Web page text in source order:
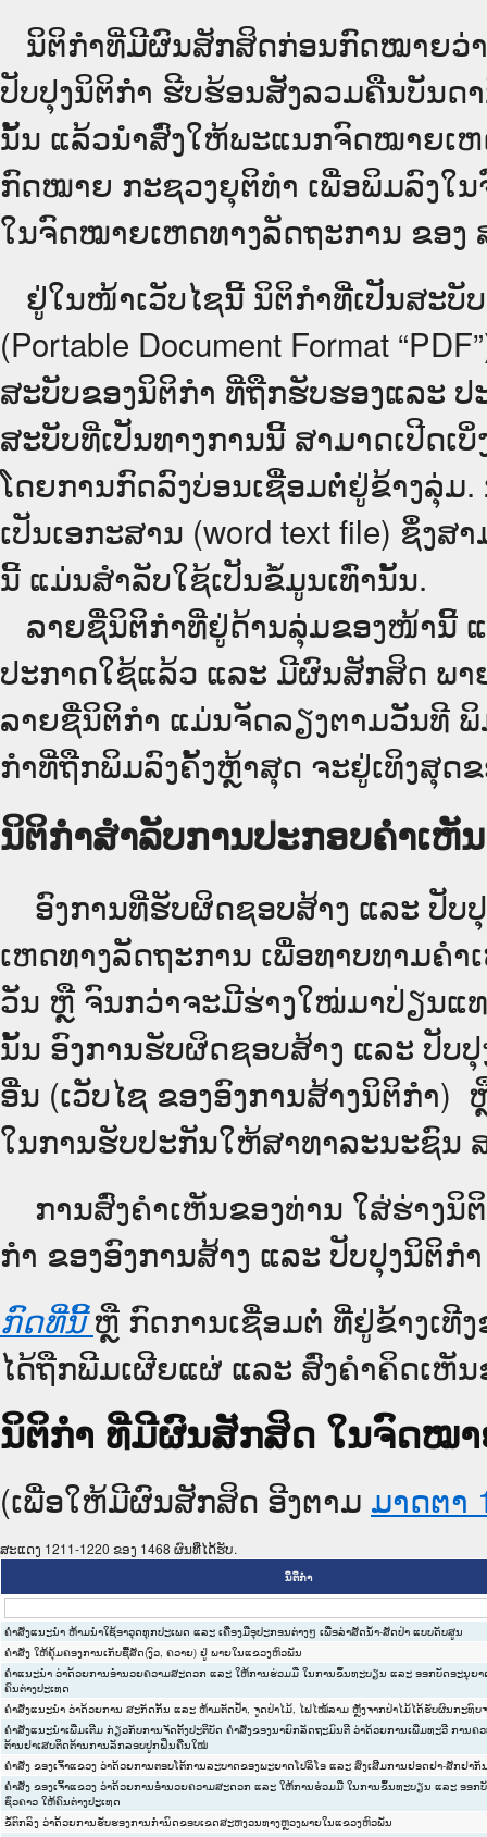
ນິ​ຕິ​ກຳ​ທີ່​ມີ​ຜົນ​ສັກ​ສິດ​ກ່ອນ​ກົດ​ໝາຍ​ວ່
ປັບ​ປຸງນິ​ຕິ​ກຳ ຮີບຮ້ອນສັງລວມຄືນບັນ
ນັ້ນ ແລ້ວນໍາສົ່ງໃຫ້​ພະແນກຈົດ​ໝາຍ​ເຫ
ກົດໝາຍ ກະຊວງຍຸຕິທໍາ ເພື່ອພິມລົງໃ
ໃນ​ຈົດ​ໝາຍ​ເຫດ​ທາງ​ລັດ​ຖະ​ການ ຂອ
ຢູ່ໃນໜ້າ​ເວັບ​ໄຊ​ນີ້ ນິຕິກຳທີ່ເປັນສະບັ
(Portable Document Format
ສະບັບຂອງນິຕິກໍາ ທີ່ຖືກຮັບຮອງແລະ
ສະບັບທີ່ເປັນທາງການນີ້ ສາມາດເປີດເ
ໂດຍການກົດລົງບ່ອນເຊື່ອມຕໍ່ຢູ່ຂ້າງລຸ່ມ
ເປັນເອກະສານ (word text file) ຊຶ່ງ
ນີ້ ແມ່ນສຳລັບໃຊ້ເປັນຂໍ້ມູນເທົ່ານັ້ນ.
ລາຍຊື່ນິຕິກຳທີ່ຢູ່ດ້ານລຸ່ມຂອງໜ້ານີ້
ປະກາດໃຊ້ແລ້ວ ແລະ ມີຜົນສັກສິດ ພ
ລາຍຊື່ນິຕິກຳ ແມ່ນຈັດລຽງຕາມວັນທີ
ກຳທີ່ຖືກພິມລົງຄັ້ງຫຼ້າສຸດ ຈະຢູ່ເທິງສຸດ
ນິຕິກຳສຳລັບການປະກອບຄຳເຫັນ
ອົງການທີ່ຮັບຜິດຊອບສ້າງ ແລະ ປັບ
ເຫດທາງລັດຖະການ ເພື່ອທາບທາມຄ
ວັນ ຫຼື ຈົນກວ່າຈະມີຮ່າງໃໝ່ມາປ່ຽນແ
ນັ້ນ ອົງການຮັບຜິດຊອບສ້າງ ແລະ ປັບປຸ
ອື່ນ (ເວັບ​ໄຊ​ ຂອງອົງການສ້າງນິຕິກຳ
ໃນການຮັບປະກັນໃຫ້ສາທາລະນະຊົນ
ການສົ່ງຄໍາເຫັນຂອງທ່ານ ໃສ່ຮ່າງ
ກຳ ຂອງອົງການສ້າງ ແລະ ປັບປຸງນິຕິກ
ກົດທີ່ນີ້ ຫຼື ກົດການເຊື່ອມຕໍ່ ທີ່ຢູ່ຂ້າງເທີ
ໄດ້ຖືກພີມເຜີຍແຜ່ ແລະ ສົ່ງຄຳຄິດເຫັ
ນິຕິກໍາ ທີ່ມີຜົນສັກສິດ ໃນຈົດໝາ
(ເພື່ອໃຫ້ມີຜົນສັກສິດ ອີງຕາມ ມາດ​ຕາ
ສະແດງ 1211-1220 ຂອງ 1468 ຜົນທີ່ໄດ້ຮັບ.
ນິຕິກໍາ
ຄຳສັ່ງແນະນຳ ຫ້າມນຳໃຊ້ອາວຸດທຸກປະເພດ ແລະ ເຄື່ອງມືອຸປະກອນຕ່າງໆ ເພື່ອລ່າສັດນ້ຳ-ສັດປ່າ ແບບດັບສູນ
ຄຳສັ່ງ ໃຫ້ຄຸ້ມຄອງການເກັບຊື້ສັດ(ງົວ, ຄວາຍ) ຢູ່ ພາຍໃນແຂວງຫົວພັນ
ຄຳແນະນຳ ວ່າດ້ວຍການອຳນວຍຄວາມສະດວກ ແລະ ໃຫ້ການຮ່ວມມື ໃນການຂຶ້ນທະບຽນ ແລະ ອອກບັດອະນຸຍາ
ຄົນຕ່າງປະເທດ
ຄຳສັ່ງແນະນຳ ວ່າດ້ວຍການ ສະກັດກັ້ນ ແລະ ຫ້າມຕັດປ້ຳ, ຈູດປ່າໄມ້, ໄຟໄໝ້ລາມ ຫຼັງຈາກປ່າໄມ້ໄດ້ຮັບຜົນກະທົບ
ຄຳສັງແນະນຳເພີ່ມເຕີມ ກ່ຽວກັບການຈັດຕັ້ງປະຕິບັດ ຄຳສັ່ງຂອງນາຍົກລັດຖະມົນຕີ ວ່າດ້ວຍການເພີ່ມທະວີ ການ
ຕ້ານຢາເສບຕິດຕ້ານການລັກລອບປູກຝິ່ນຄືນໃໝ່
ຄຳສັ່ງ ຂອງເຈົ້າແຂວງ ວ່າດ້ວຍການຕອບໂຕ້ການລະບາດຂອງພະຍາດໂປລິໂອ ແລະ ສົ່ງເສີມການຢອດຢາ-ສັກຢາກັ
ຄຳສັ່ງ ຂອງເຈົ້າແຂວງ ວ່າດ້ວຍການອຳນວຍຄວາມສະດວກ ແລະ ໃຫ້ການຮ່ວມມື ໃນການຂຶ້ນທະບຽນ ແລະ ອອກ
ຊົ່ວຄາວ ໃຫ້ຄົນຕ່າງປະເທດ
ຂໍ້ຕົກລົງ ວ່າດ້ວຍການຮັບຮອງການກຳນົດຂອບເຂດສະຫງວນທາງຫຼວງພາຍໃນແຂວງຫົວພັນ